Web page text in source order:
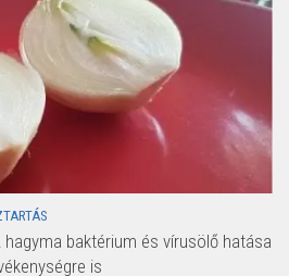
baktérium és vírusölő hatása
is